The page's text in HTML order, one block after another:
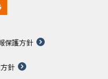
保護方針
針